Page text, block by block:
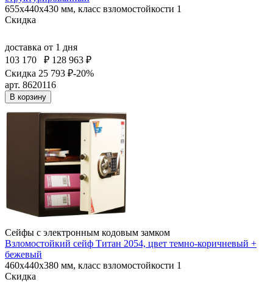
655x440x430 мм, класс взломостойкости 1
Скидка
доставка от 1 дня
103 170
₽ 128 963 ₽
Скидка 25 793 ₽-20%
арт. 8620116
В корзину
Сейфы с электронным кодовым замком
Взломостойкий сейф Титан 2054, цвет темно-коричневый +
бежевый
460x440x380 мм, класс взломостойкости 1
Скидка